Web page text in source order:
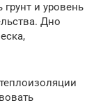
и уровень
Дно